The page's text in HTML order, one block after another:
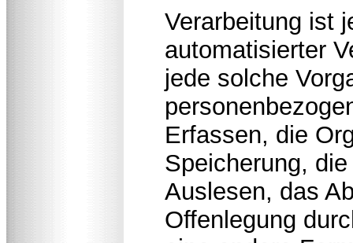
Verarbeitung ist
automatisierter
jede solche
Erfassen, die
Speicherung,
Auslesen, das
Offenlegung